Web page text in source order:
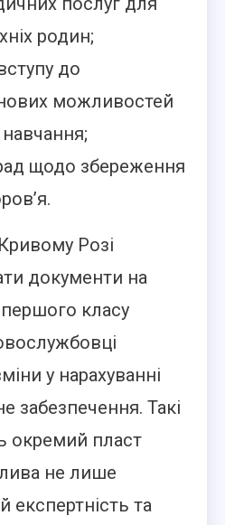
родин;
до
нових можливостей
щодо збереження
Розі
документи на
класу
у нарахуванні
забезпечення. Такі
окремий пласт
не лише
експертність та